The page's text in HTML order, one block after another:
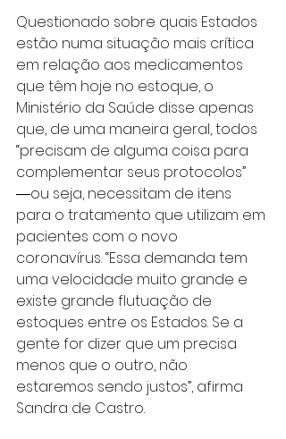
Questionado sobre quais Estados
estão numa situação mais crítica
em relação aos medicamentos
que têm hoje no estoque, o
Ministério da Saúde disse apenas
que, de uma maneira geral, todos
“precisam de alguma coisa para
complementar seus protocolos”
―ou seja, necessitam de itens
para o tratamento que utilizam em
pacientes com o novo
coronavírus. “Essa demanda tem
uma velocidade muito grande e
existe grande flutuação de
estoques entre os Estados. Se a
gente for dizer que um precisa
menos que o outro, não
estaremos sendo justos”, afirma
Sandra de Castro.